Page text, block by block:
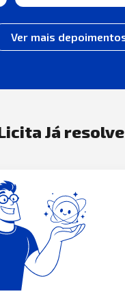
Ver mais
Já